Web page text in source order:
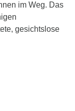
im Weg. Das
gesichtslose